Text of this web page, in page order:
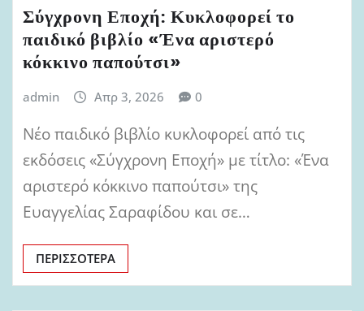
Σύγχρονη Εποχή: Κυκλοφορεί το
παιδικό βιβλίο «Ένα αριστερό
κόκκινο παπούτσι»
admin Απρ 3, 2026 0
Νέο παιδικό βιβλίο κυκλοφορεί από τις
εκδόσεις «Σύγχρονη Εποχή» με τίτλο: «Ένα
αριστερό κόκκινο παπούτσι» της
Ευαγγελίας Σαραφίδου και σε…
ΠΕΡΙΣΣΌΤΕΡΑ